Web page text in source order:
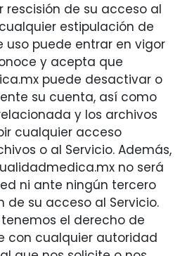
de su acceso al
estipulación de
uso puede entrar en vigor
y acepta que
puede desactivar o
su cuenta, así como
y los archivos
cualquier acceso
o al Servicio. Además,
no será
ni ante ningún tercero
de su acceso al Servicio.
el derecho de
con cualquier autoridad